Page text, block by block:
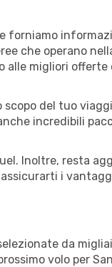
forniamo
che operano
alle migliori offerte
del tuo
incredibili
Inoltre, resta
i
da
volo per